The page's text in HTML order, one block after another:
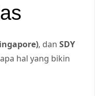
, danSDY
hal yang bikin